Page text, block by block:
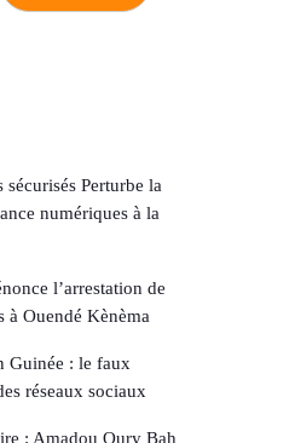
Perturbe la
numériques à la
l’arrestation de
à Ouendé Kènèma
Guinée : le faux
réseaux sociaux
: Amadou Oury Bah